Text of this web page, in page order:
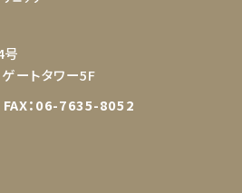
号
ートタワー5F
FAX：06-7635-8052